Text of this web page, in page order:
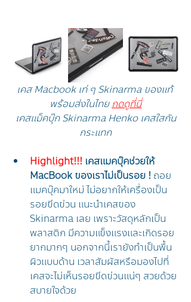
เคส Macbook เท่ ๆ Skinarma ของแท้
พร้อมส่งในไทย กดดูที่นี่
เคสแม็คบุ๊ก Skinarma Henko เคสใสกัน
กระแทก
Highlight!!! เคสแมคบุ๊คช่วยให้
MacBook ของเราไม่เป็นรอย ! ถอย
แมคบุ๊คมาใหม่ ไม่อยากให้เครื่องเป็น
รอยขีดข่วน แนะนำเคสของ
Skinarma เลย เพราะวัสดุหลักเป็น
พลาสติก มีความแข็งแรงและเกิดรอย
ยากมากๆ นอกจากนี้เรายังทำเป็นพื้น
ผิวแบบด้าน เวลาสัมผัสหรือมองไปที่
เคสจะไม่เห็นรอยขีดข่วนแน่ๆ สวยด้วย
สบายใจด้วย